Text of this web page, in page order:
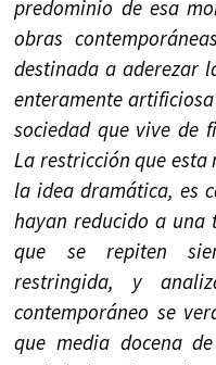
predominio de esa
obras
destinada a aderezar
enteramente
sociedad que vive de
La restricción que
la idea dramática, es
hayan reducido a una
que se repiten
restringida, y
contemporáneo se
que media docena